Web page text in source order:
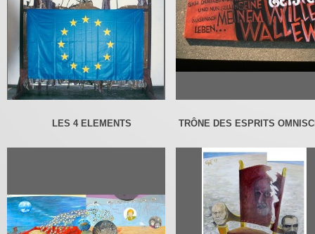
LES 4 ELEMENTS TRÔNE DES ESPRITS